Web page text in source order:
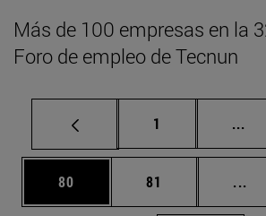
Más de 100 empresas en la
Foro de empleo de Tecnun
Página
1 ...
Página
80 Página
81 ...